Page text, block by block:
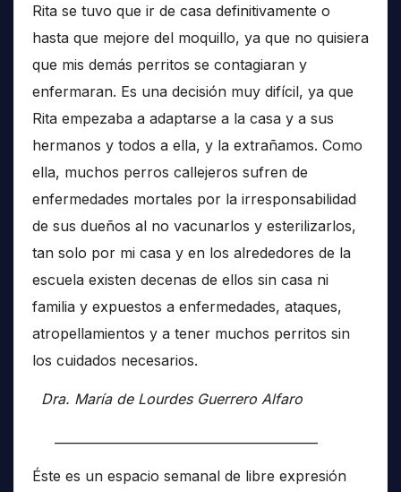
Rita se tuvo que ir de casa definitivamente o
hasta que mejore del moquillo, ya que no quisiera
que mis demás perritos se contagiaran y
enfermaran. Es una decisión muy difícil, ya que
Rita empezaba a adaptarse a la casa y a sus
hermanos y todos a ella, y la extrañamos. Como
ella, muchos perros callejeros sufren de
enfermedades mortales por la irresponsabilidad
de sus dueños al no vacunarlos y esterilizarlos,
tan solo por mi casa y en los alrededores de la
escuela existen decenas de ellos sin casa ni
familia y expuestos a enfermedades, ataques,
atropellamientos y a tener muchos perritos sin
los cuidados necesarios.
Dra. María de Lourdes Guerrero Alfaro
Éste es un espacio semanal de libre expresión